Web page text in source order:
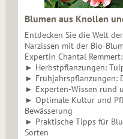
Blumen aus Knollen
Entdecken Sie die Welt
Narzissen mit der Bio-
Expertin Chantal Remmert:
► Herbstpflanzungen:
► Frühjahrspflanzungen:
► Experten-Wissen rund
► Optimale Kultur und
Bewässerung
► Praktische Tipps für
Sorten